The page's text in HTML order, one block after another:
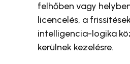
felhőben vagy
licencelés, a
intelligencia-logika
kerülnek kezelésre.